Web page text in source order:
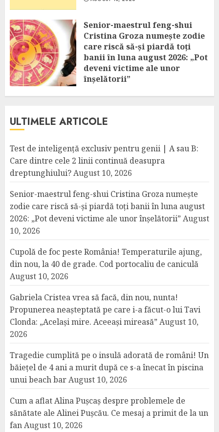
Senior-maestrul feng-shui
Cristina Groza numește zodie
care riscă să-și piardă toți
banii în luna august 2026: „Pot
deveni victime ale unor
înșelătorii”
ULTIMELE ARTICOLE
Test de inteligență exclusiv pentru genii | A sau B:
Care dintre cele 2 linii continuă deasupra
dreptunghiului?August 10, 2026
Senior-maestrul feng-shui Cristina Groza numește
zodie care riscă să-și piardă toți banii în luna august
2026: „Pot deveni victime ale unor înșelătorii” August
10, 2026
Cupolă de foc peste România! Temperaturile ajung,
din nou, la 40 de grade. Cod portocaliu de caniculă
August 10, 2026
Gabriela Cristea vrea să facă, din nou, nunta!
Propunerea neașteptată pe care i-a făcut-o lui Tavi
Clonda: „Același mire. Aceeași mireasă” August 10,
2026
Tragedie cumplită pe o insulă adorată de români! Un
băiețel de 4 ani a murit după ce s-a înecat în piscina
unui beach barAugust 10, 2026
Cum a aflat Alina Pușcaș despre problemele de
sănătate ale Alinei Pușcău. Ce mesaj a primit de la un
fanAugust 10, 2026